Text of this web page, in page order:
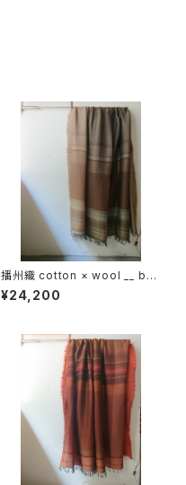
播州織 cotton × wool __ bor
der 220-120 枯野GK
¥24,200